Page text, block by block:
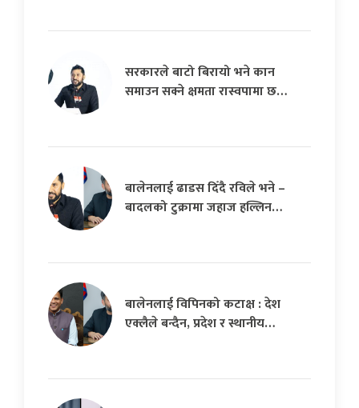
सरकारले बाटो बिरायो भने कान
समाउन सक्ने क्षमता रास्वपामा छ…
बालेनलाई ढाडस दिँदै रविले भने –
बादलको टुक्रामा जहाज हल्लिन…
बालेनलाई विपिनको कटाक्ष : देश
एक्लैले बन्दैन, प्रदेश र स्थानीय…